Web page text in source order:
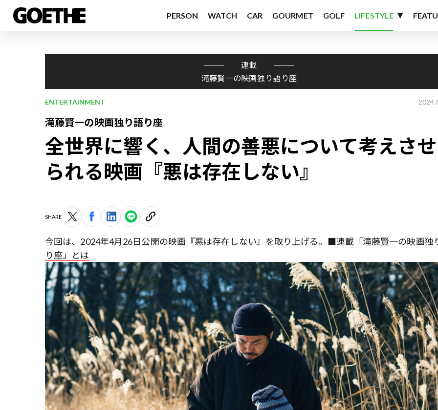
PERSON WATCH CAR GOURMET GOLF LIFESTYLE
連載
滝藤賢一の映画独り語り座
ENTERTAINMENT
滝藤賢一の映画独り語り座
全世界に響く、人間の善悪について考えさせ
られる映画『悪は存在しない』
SHARE
今回は、2024年4月26日公開の映画『悪は存在しない』を取り上げる。 ■連載「滝藤賢一の映画独
り座」とは